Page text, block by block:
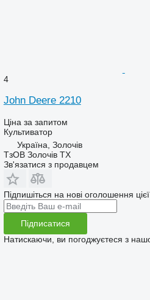
4
John Deere 2210
Ціна за запитом
Культиватор
Україна, Золочів
ТзОВ Золочів ТХ
Зв'язатися з продавцем
Підпишіться на нові оголошення
Підписатися
Натискаючи, ви погоджуєтеся з